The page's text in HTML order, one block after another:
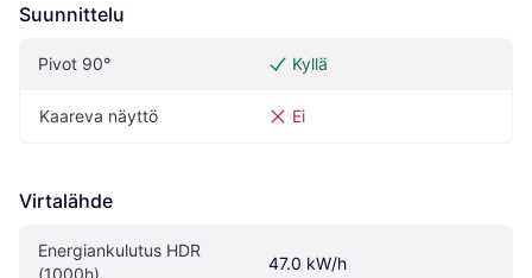
Suunnittelu
Pivot‎ 90°‎ Kyllä
Kaareva näyttö Ei
Virtalähde
Energiankulutus HDR
(1000h)
47.0 kW/h